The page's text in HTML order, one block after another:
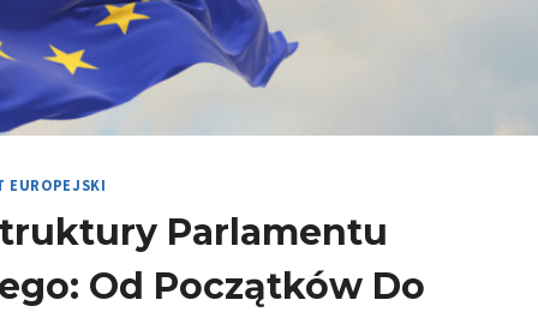
EUROPEJSKI
Parlamentu
Od Początków Do